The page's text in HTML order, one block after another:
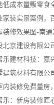
低成本量贩零食
家装实景案例，
乐：新房装修匠